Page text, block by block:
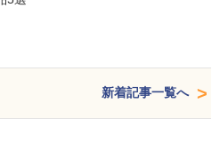
新着記事一覧へ